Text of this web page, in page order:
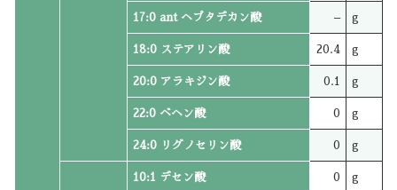
17:0 ant ヘプタデカン酸 – g
18:0 ステアリン酸 20.4 g
20:0 アラキジン酸 0.1 g
22:0 ベヘン酸 0 g
24:0 リグノセリン酸 0 g
10:1 デセン酸 0 g